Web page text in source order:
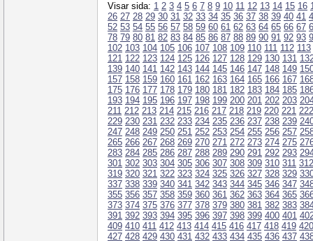
Visar sida: 1 2 3 4 5 6 7 8 9 10 11 12 13 14 15 16
26 27 28 29 30 31 32 33 34 35 36 37 38 39 40 41
52 53 54 55 56 57 58 59 60 61 62 63 64 65 66 67
78 79 80 81 82 83 84 85 86 87 88 89 90 91 92 93
102 103 104 105 106 107 108 109 110 111 112 113
121 122 123 124 125 126 127 128 129 130 131
139 140 141 142 143 144 145 146 147 148 149
157 158 159 160 161 162 163 164 165 166 167
175 176 177 178 179 180 181 182 183 184 185
193 194 195 196 197 198 199 200 201 202 203
211 212 213 214 215 216 217 218 219 220 221 222
229 230 231 232 233 234 235 236 237 238 239
247 248 249 250 251 252 253 254 255 256 257
265 266 267 268 269 270 271 272 273 274 275
283 284 285 286 287 288 289 290 291 292 293
301 302 303 304 305 306 307 308 309 310 311 312
319 320 321 322 323 324 325 326 327 328 329
337 338 339 340 341 342 343 344 345 346 347
355 356 357 358 359 360 361 362 363 364 365
373 374 375 376 377 378 379 380 381 382 383
391 392 393 394 395 396 397 398 399 400 401
409 410 411 412 413 414 415 416 417 418 419 420
427 428 429 430 431 432 433 434 435 436 437